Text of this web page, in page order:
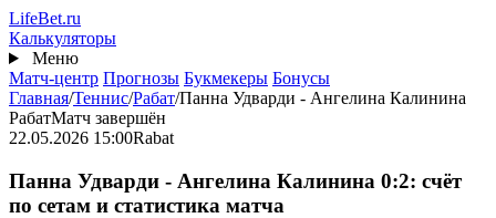
Перейти
к
основному
содержанию
LifeBet.ru
Калькуляторы
Меню
Матч-центр Прогнозы Букмекеры Бонусы
Главная/Теннис/Рабат/Панна Удварди - Ангелина Калинина
РабатМатч завершён
22.05.2026 15:00Rabat
Панна Удварди - Ангелина Калинина 0:2: счёт
по сетам и статистика матча